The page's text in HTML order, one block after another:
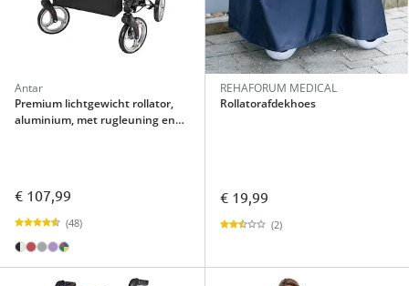
Antar
Premium lichtgewicht rollator,
aluminium, met rugleuning en
€ 107,99
(48)
REHAFORUM MEDICAL
Rollatorafdekhoes
€ 19,99
(2)